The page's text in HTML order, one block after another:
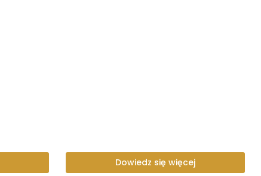
Dowiedz się więcej